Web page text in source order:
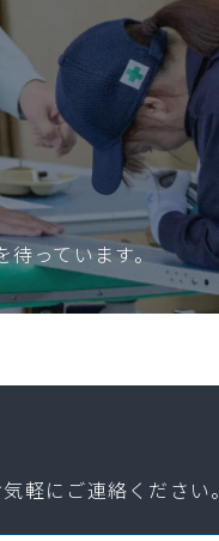
待っています。
軽にご連絡ください。